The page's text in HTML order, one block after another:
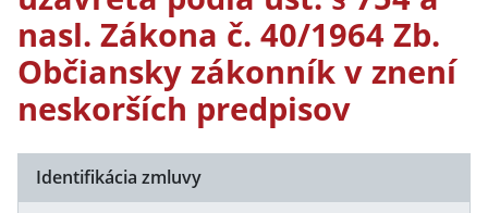
nasl. Zákona č. 40/1964 Zb.
Občiansky zákonník v znení
neskorších predpisov
Identifikácia zmluvy